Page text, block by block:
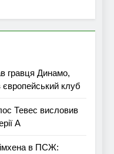
гравця Динамо,
клуб
Тевес висловив
А
в ПСЖ: